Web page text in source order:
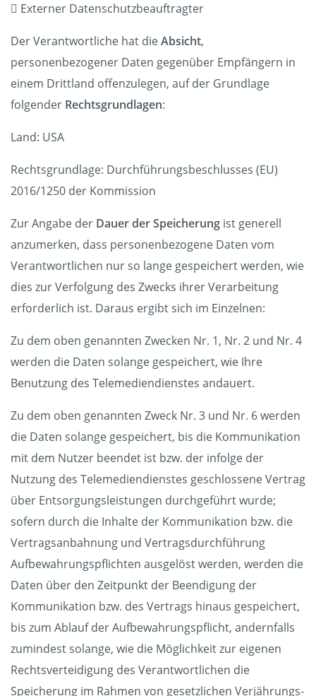
 Externer Datenschutzbeauftragter
Der Verantwortliche hat dieAbsicht,
personenbezogener Daten gegenüber Empfängern in
einem Drittland offenzulegen, auf der Grundlage
folgender Rechtsgrundlagen:
Land: USA
Rechtsgrundlage: Durchführungsbeschlusses (EU)
2016/1250 der Kommission
Zur Angabe der Dauer der Speicherung ist generell
anzumerken, dass personenbezogene Daten vom
Verantwortlichen nur so lange gespeichert werden, wie
dies zur Verfolgung des Zwecks ihrer Verarbeitung
erforderlich ist. Daraus ergibt sich im Einzelnen:
Zu dem oben genannten Zwecken Nr. 1, Nr. 2 und Nr. 4
werden die Daten solange gespeichert, wie Ihre
Benutzung des Telemediendienstes andauert.
Zu dem oben genannten Zweck Nr. 3 und Nr. 6 werden
die Daten solange gespeichert, bis die Kommunikation
mit dem Nutzer beendet ist bzw. der infolge der
Nutzung des Telemediendienstes geschlossene Vertrag
über Entsorgungsleistungen durchgeführt wurde;
sofern durch die Inhalte der Kommunikation bzw. die
Vertragsanbahnung und Vertragsdurchführung
Aufbewahrungspflichten ausgelöst werden, werden die
Daten über den Zeitpunkt der Beendigung der
Kommunikation bzw. des Vertrags hinaus gespeichert,
bis zum Ablauf der Aufbewahrungspflicht, andernfalls
zumindest solange, wie die Möglichkeit zur eigenen
Rechtsverteidigung des Verantwortlichen die
Speicherung im Rahmen von gesetzlichen Verjährungs-